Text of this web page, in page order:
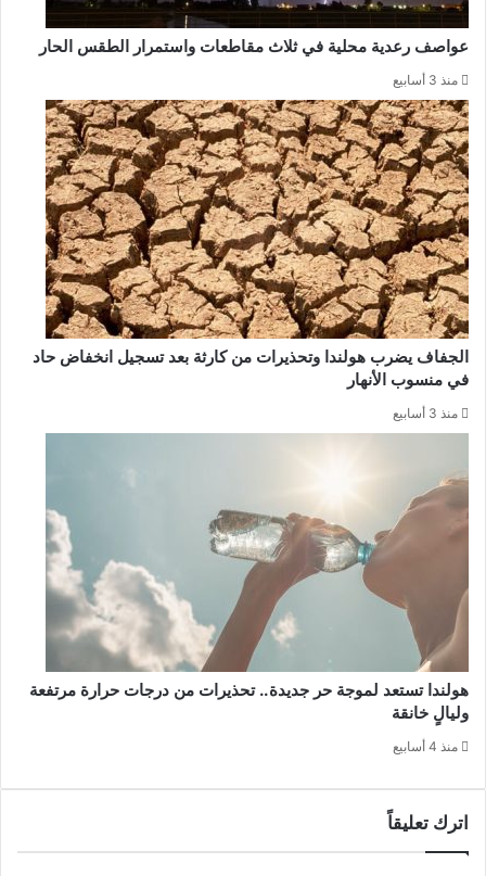
عواصف رعدية محلية في ثلاث مقاطعات واستمرار الطقس الحار
منذ 3 أسابيع
الجفاف يضرب هولندا وتحذيرات من كارثة بعد تسجيل انخفاض حاد
في منسوب الأنهار
منذ 3 أسابيع
هولندا تستعد لموجة حر جديدة.. تحذيرات من درجات حرارة مرتفعة
وليالٍ خانقة
منذ 4 أسابيع
اترك تعليقاً